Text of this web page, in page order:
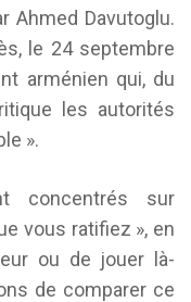
Ahmed Davutoglu.
le 24 septembre
arménien qui, du
les autorités
».
concentrés sur
vous ratifiez », en
ou de jouer là-
de comparer ce